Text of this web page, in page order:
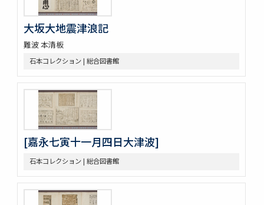
大坂大地震津浪記
難波 本清板
石本コレクション | 総合図書館
[嘉永七寅十一月四日大津波]
石本コレクション | 総合図書館